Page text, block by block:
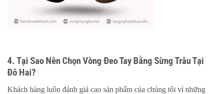
4. Tại Sao Nên Chọn Vòng Đeo Tay Bằng Sừng Trâu Tại
Đô Hai?
Khách hàng luôn đánh giá cao sản phẩm của chúng tôi vì những